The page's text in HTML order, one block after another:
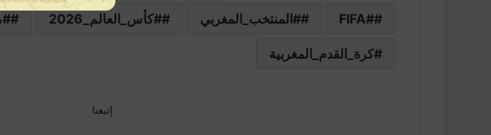
#FIFA #المنتخب_المغربي #كأس_العالم_2026
كرة_القدم_المغربية
إتبعنا